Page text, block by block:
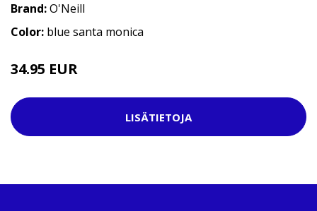
Brand:O'Neill
Color: blue santa monica
34.95 EUR
LISÄTIETOJA